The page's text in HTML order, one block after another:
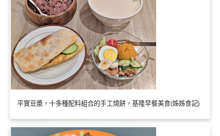
平實豆漿，十多種配料組合的手工燒餅，基隆早餐美食(姊姊食記)